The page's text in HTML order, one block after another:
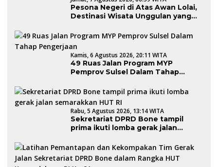
Pesona Negeri di Atas Awan Lolai,
Destinasi Wisata Unggulan yang
Kamis, 6 Agustus 2026, 20:11 WITA
49 Ruas Jalan Program MYP
Pemprov Sulsel Dalam Tahap
Rabu, 5 Agustus 2026, 13:14 WITA
Sekretariat DPRD Bone tampil
prima ikuti lomba gerak jalan